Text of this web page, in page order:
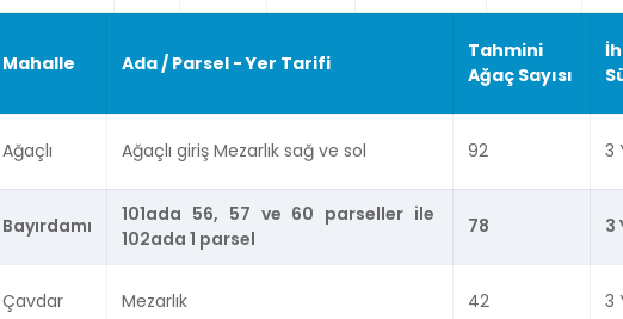
Mahalle Ada / Parsel - Yer Tarifi
Tahmini
Ağaç Sayısı
Ağaçlı Ağaçlı giriş Mezarlık sağ ve sol 92 3
Bayırdamı
101ada 56, 57 ve 60 parseller ile
102ada 1 parsel
78 3
Çavdar Mezarlık 42 3